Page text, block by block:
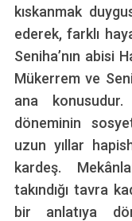
kıskanmak
ederek, farklı
Seniha’nın abisi
Mükerrem ve
ana
döneminin
uzun yıllar
kardeş.
takındığı tavra
bir anlatıya